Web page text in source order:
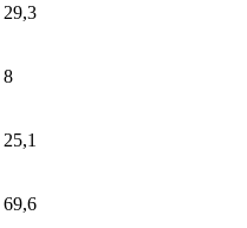
29,3
8
25,1
69,6